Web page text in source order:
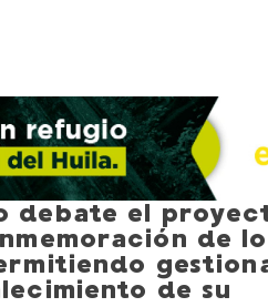
debate el
de
de su